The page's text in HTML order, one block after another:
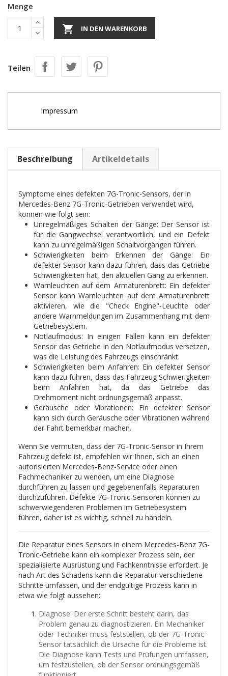
Menge
 IN DEN WARENKORB
Teilen
Impressum
Beschreibung Artikeldetails
Symptome eines defekten 7G-Tronic-Sensors, der in
Mercedes-Benz 7G-Tronic-Getrieben verwendet wird,
können wie folgt sein:
Unregelmäßiges Schalten der Gänge: Der Sensor ist
für die Gangwechsel verantwortlich, und ein Defekt
kann zu unregelmäßigen Schaltvorgängen führen.
Schwierigkeiten beim Erkennen der Gänge: Ein
defekter Sensor kann dazu führen, dass das Getriebe
Schwierigkeiten hat, den aktuellen Gang zu erkennen.
Warnleuchten auf dem Armaturenbrett: Ein defekter
Sensor kann Warnleuchten auf dem Armaturenbrett
aktivieren, wie die "Check Engine"-Leuchte oder
andere Warnmeldungen im Zusammenhang mit dem
Getriebesystem.
Notlaufmodus: In einigen Fällen kann ein defekter
Sensor das Getriebe in den Notlaufmodus versetzen,
was die Leistung des Fahrzeugs einschränkt.
Schwierigkeiten beim Anfahren: Ein defekter Sensor
kann dazu führen, dass das Fahrzeug Schwierigkeiten
beim Anfahren hat, da das Getriebe das
Drehmoment nicht ordnungsgemäß anpasst.
Geräusche oder Vibrationen: Ein defekter Sensor
kann sich durch Geräusche oder Vibrationen während
der Fahrt bemerkbar machen.
Wenn Sie vermuten, dass der 7G-Tronic-Sensor in Ihrem
Fahrzeug defekt ist, empfehlen wir Ihnen, sich an einen
autorisierten Mercedes-Benz-Service oder einen
Fachmechaniker zu wenden, um eine Diagnose
durchführen zu lassen und gegebenenfalls Reparaturen
durchzuführen. Defekte 7G-Tronic-Sensoren können zu
schwerwiegenderen Problemen im Getriebesystem
führen, daher ist es wichtig, schnell zu handeln.
Die Reparatur eines Sensors in einem Mercedes-Benz 7G-
Tronic-Getriebe kann ein komplexer Prozess sein, der
spezialisierte Ausrüstung und Fachkenntnisse erfordert. Je
nach Art des Schadens kann die Reparatur verschiedene
Schritte umfassen, und der endgültige Prozess kann in
etwa wie folgt aussehen:
Diagnose: Der erste Schritt besteht darin, das
Problem genau zu diagnostizieren. Ein Mechaniker
oder Techniker muss feststellen, ob der 7G-Tronic-
Sensor tatsächlich die Ursache für die Probleme ist.
Die Diagnose kann Tests und Prüfungen umfassen,
um festzustellen, ob der Sensor ordnungsgemäß